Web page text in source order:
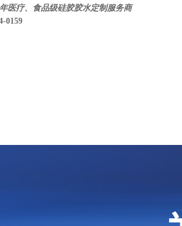
医疗、食品级硅胶胶水定制服务商
0159